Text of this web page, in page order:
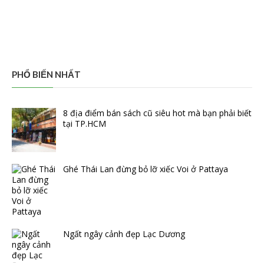
PHỔ BIẾN NHẤT
8 địa điểm bán sách cũ siêu hot mà bạn phải biết
tại TP.HCM
Ghé Thái Lan đừng bỏ lỡ xiếc Voi ở Pattaya
Ngất ngây cảnh đẹp Lạc Dương